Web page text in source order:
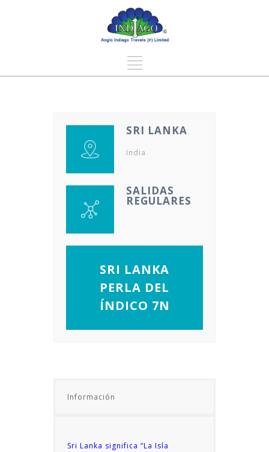
SRI LANKA
India
SALIDAS
REGULARES
SRI LANKA
PERLA DEL
ÍNDICO 7N
Información
Sri Lanka significa “La Isla